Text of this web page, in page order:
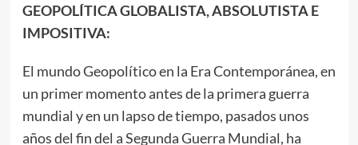
GEOPOLÍTICA GLOBALISTA, ABSOLUTISTA E
IMPOSITIVA:
El mundo Geopolítico en la Era Contemporánea, en
un primer momento antes de la primera guerra
mundial y en un lapso de tiempo, pasados unos
años del fin del a Segunda Guerra Mundial, ha